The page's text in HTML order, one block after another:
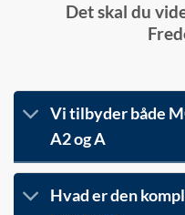
Det skal du
Vi tilbyder både
A2 og A
Hvad er den